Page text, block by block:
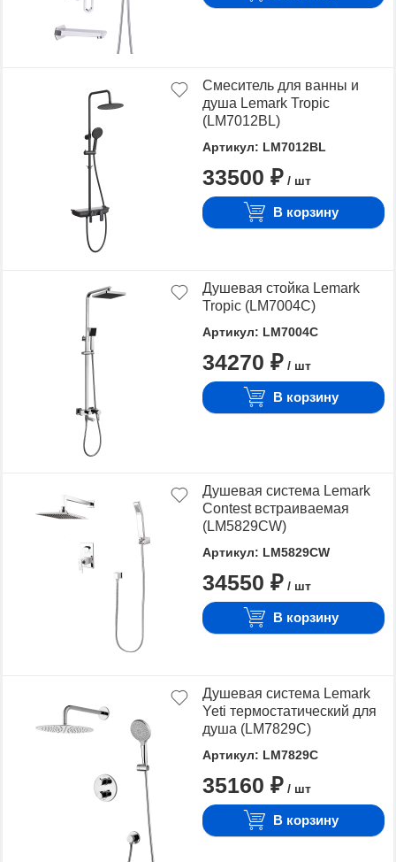
Смеситель для ванны и
душа Lemark Tropic
(LM7012BL)
Артикул: LM7012BL
33500 ₽ / шт
В корзину
Душевая стойка Lemark
Tropic (LM7004C)
Артикул: LM7004C
34270 ₽ / шт
В корзину
Душевая система Lemark
Contest встраиваемая
(LM5829CW)
Артикул: LM5829CW
34550 ₽ / шт
В корзину
Душевая система Lemark
Yeti термостатический для
душа (LM7829С)
Артикул: LM7829C
35160 ₽ / шт
В корзину